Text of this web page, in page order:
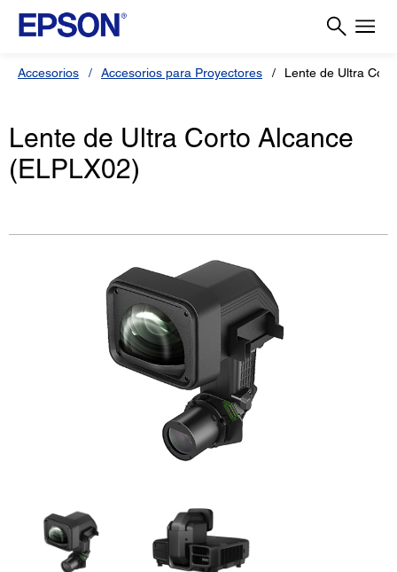
Accesorios Accesorios para Proyectores Lente de Ultra
Lente de Ultra Corto Alcance
(ELPLX02)